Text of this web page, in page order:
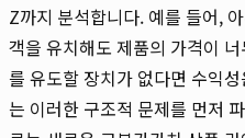
Z까지 분석합니다. 예를 들어,
객을 유치해도 제품의 가격이
를 유도할 장치가 없다면 수익
는 이러한 구조적 문제를 먼저